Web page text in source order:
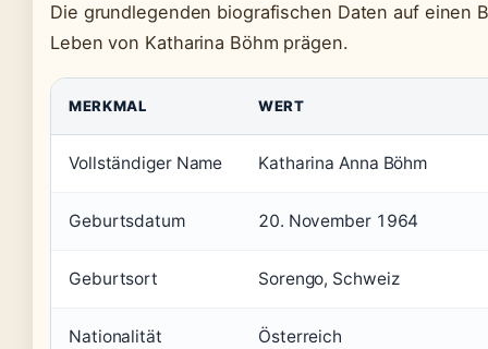
Die grundlegenden biografischen Daten auf einen
Leben von Katharina Böhm prägen.
MERKMAL WERT
Vollständiger Name Katharina Anna Böhm
Geburtsdatum 20. November 1964
Geburtsort Sorengo, Schweiz
Nationalität Österreich